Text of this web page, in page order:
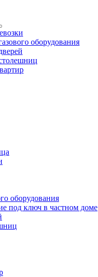
оборудования
оборудования
под ключ в частном доме